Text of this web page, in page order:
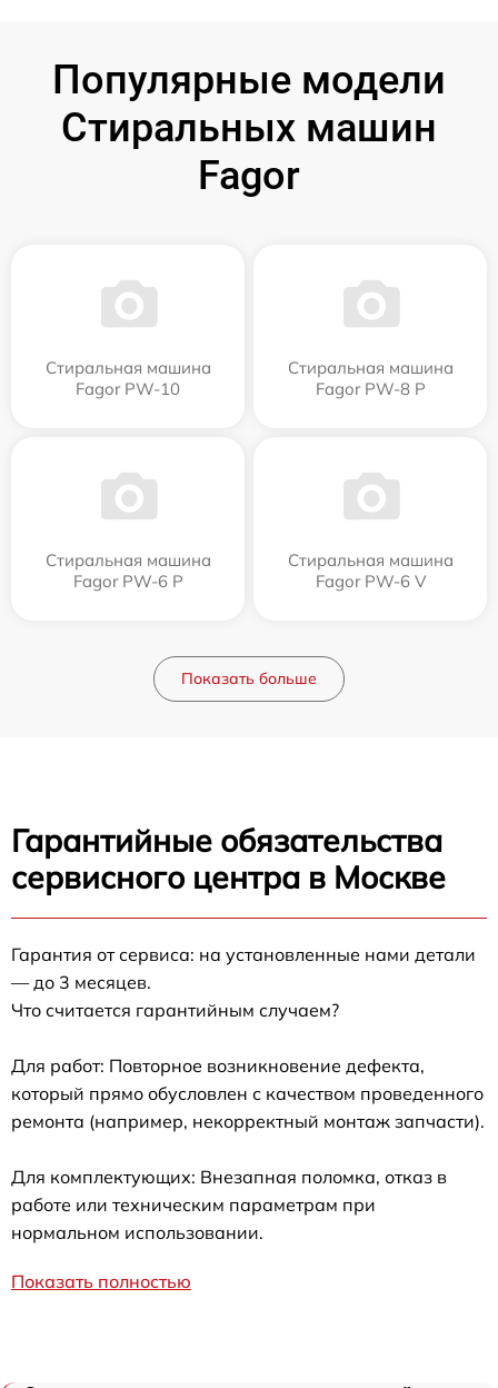
Популярные модели
Стиральных машин
Fagor
Стиральная машина
Fagor PW-10
Стиральная машина
Fagor PW-8 P
Стиральная машина
Fagor PW-6 P
Стиральная машина
Fagor PW-6 V
Показать больше
Гарантийные обязательства
сервисного центра в Москве
Гарантия от сервиса: на установленные нами детали
— до 3 месяцев.
Что считается гарантийным случаем?
Для работ: Повторное возникновение дефекта,
который прямо обусловлен с качеством проведенного
ремонта (например, некорректный монтаж запчасти).
Для комплектующих: Внезапная поломка, отказ в
работе или техническим параметрам при
нормальном использовании.
Показать полностью